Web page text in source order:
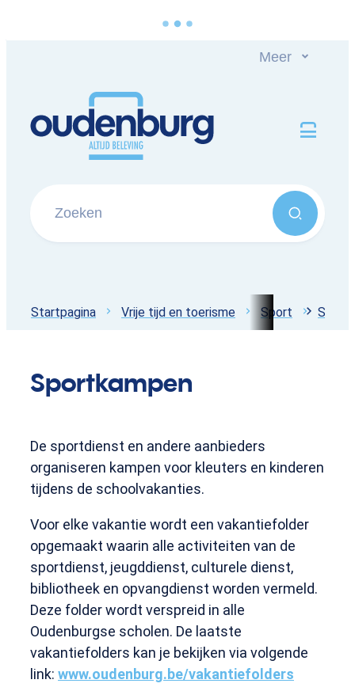
Meer
Oudenburg
Zoeken
scroll
Startpagina Vrije tijd en toerisme Sport
Sportkampen
De sportdienst en andere aanbieders
organiseren kampen voor kleuters en kinderen
tijdens de schoolvakanties.
Voor elke vakantie wordt een vakantiefolder
opgemaakt waarin alle activiteiten van de
sportdienst, jeugddienst, culturele dienst,
bibliotheek en opvangdienst worden vermeld.
Deze folder wordt verspreid in alle
Oudenburgse scholen. De laatste
vakantiefolders kan je bekijken via volgende
link: www.oudenburg.be/vakantiefolders